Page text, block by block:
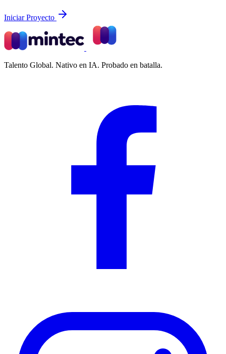
Iniciar Proyecto
Talento Global. Nativo en IA. Probado en batalla.